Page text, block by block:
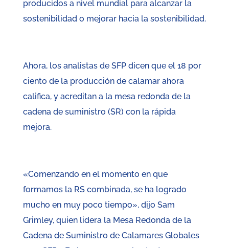
producidos a nivel mundial para alcanzar la
sostenibilidad o mejorar hacia la sostenibilidad.
Ahora, los analistas de SFP dicen que el 18 por
ciento de la producción de calamar ahora
califica, y acreditan a la mesa redonda de la
cadena de suministro (SR) con la rápida
mejora.
«Comenzando en el momento en que
formamos la RS combinada, se ha logrado
mucho en muy poco tiempo», dijo Sam
Grimley, quien lidera la Mesa Redonda de la
Cadena de Suministro de Calamares Globales